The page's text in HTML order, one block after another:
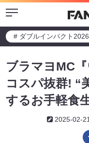
Menu
# ダブルインパクト2026
ブラマヨMC
コスパ抜群! “
するお手軽食
2025-02-21